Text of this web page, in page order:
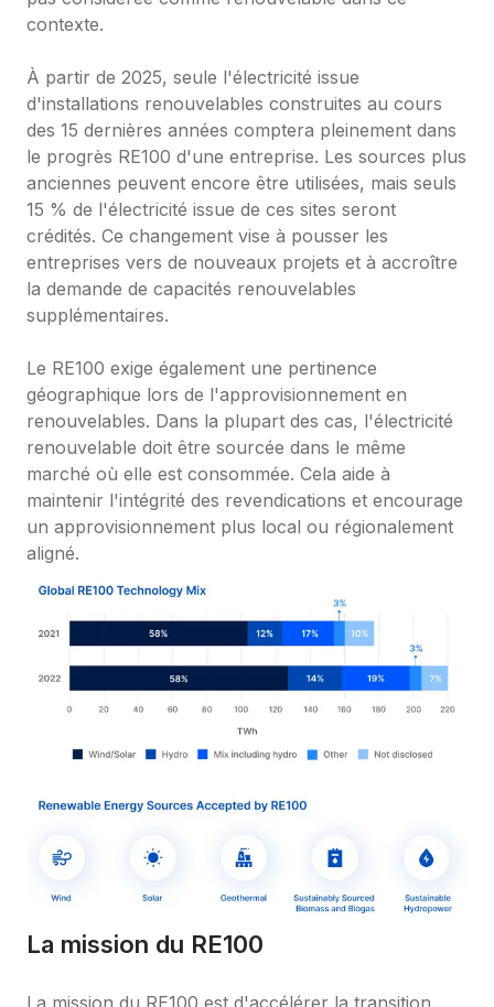
contexte.
À partir de 2025, seule l'électricité issue
d'installations renouvelables construites au cours
des 15 dernières années comptera pleinement dans
le progrès RE100 d'une entreprise. Les sources plus
anciennes peuvent encore être utilisées, mais seuls
15 % de l'électricité issue de ces sites seront
crédités. Ce changement vise à pousser les
entreprises vers de nouveaux projets et à accroître
la demande de capacités renouvelables
supplémentaires.
Le RE100 exige également une pertinence
géographique lors de l'approvisionnement en
renouvelables. Dans la plupart des cas, l'électricité
renouvelable doit être sourcée dans le même
marché où elle est consommée. Cela aide à
maintenir l'intégrité des revendications et encourage
un approvisionnement plus local ou régionalement
aligné.
La mission du RE100